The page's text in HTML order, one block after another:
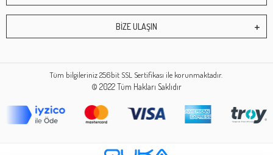
BİZE ULAŞIN
Tüm bilgileriniz 256bit SSL Sertifikası ile korunmaktadır.
© 2022Tüm Hakları Saklıdır